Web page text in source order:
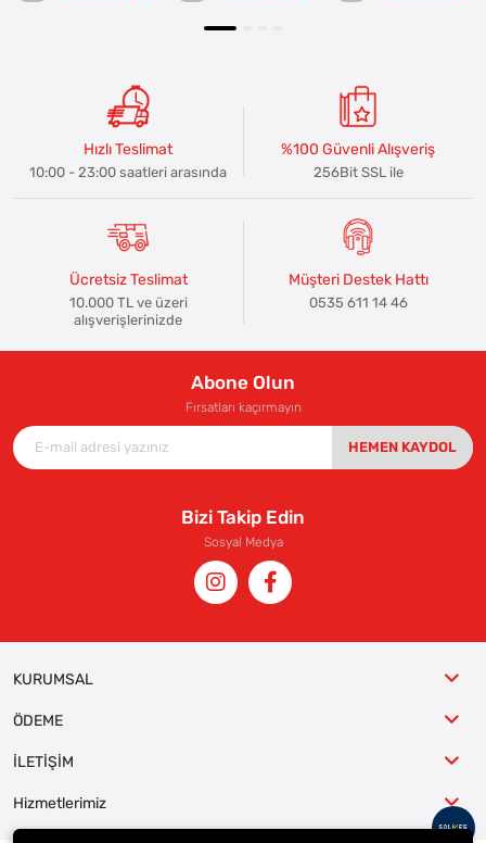
Hızlı Teslimat
10:00 - 23:00 saatleri arasında
%100 Güvenli Alışveriş
256Bit SSL ile
Ücretsiz Teslimat
10.000 TL ve üzeri
alışverişlerinizde
Müşteri Destek Hattı
0535 611 14 46
Abone Olun
Fırsatları kaçırmayın
HEMEN KAYDOL
Bizi Takip Edin
Sosyal Medya
KURUMSAL
ÖDEME
İLETİŞİM
Hizmetlerimiz